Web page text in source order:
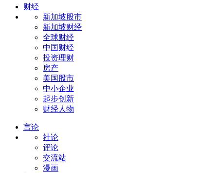
财经
新加坡股市
新加坡财经
全球财经
中国财经
投资理财
房产
美国股市
中小企业
起步创新
财经人物
言论
社论
评论
交流站
漫画